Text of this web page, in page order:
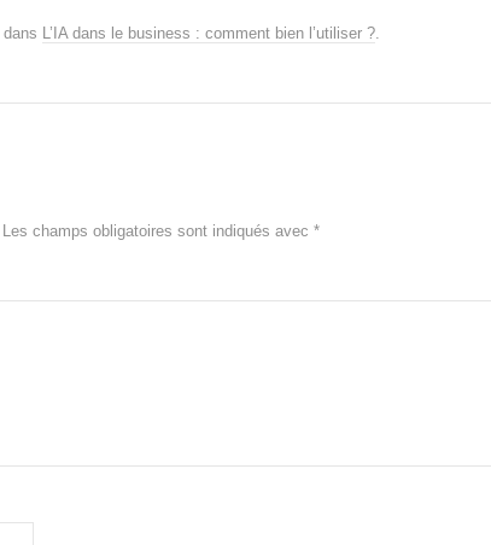
dans L’IA dans le business : comment bien l’utiliser ?
Les champs obligatoires sont indiqués avec *